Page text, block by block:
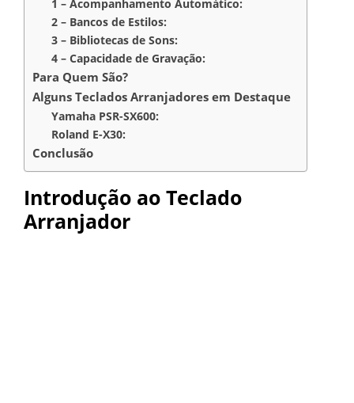
1 – Acompanhamento Automático:
2 – Bancos de Estilos:
3 – Bibliotecas de Sons:
4 – Capacidade de Gravação:
Para Quem São?
Alguns Teclados Arranjadores em Destaque
Yamaha PSR-SX600:
Roland E-X30:
Conclusão
Introdução ao Teclado
Arranjador